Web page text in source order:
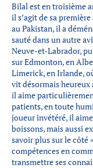
Bilal est en troisième
il s’agit de sa
au Pakistan, il a
sauté dans un autre
Neuve-et-Labrador,
sur Edmonton, en
Limerick, en Irlande,
vit désormais heureux
il aime
patients, en toute
joueur invétéré, il
boissons, mais aussi
savoir plus sur le côté
compétences en
transmettre ses